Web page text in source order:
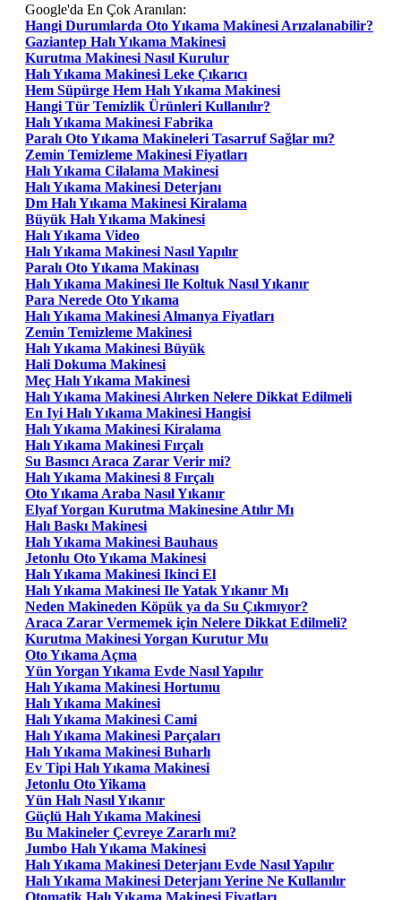
Google'da En Çok Aranılan:
Hangi Durumlarda Oto Yıkama Makinesi Arızalanabilir?
Gaziantep Halı Yıkama Makinesi
Kurutma Makinesi Nasıl Kurulur
Halı Yıkama Makinesi Leke Çıkarıcı
Hem Süpürge Hem Halı Yıkama Makinesi
Hangi Tür Temizlik Ürünleri Kullanılır?
Halı Yıkama Makinesi Fabrika
Paralı Oto Yıkama Makineleri Tasarruf Sağlar mı?
Zemin Temizleme Makinesi Fiyatları
Halı Yıkama Cilalama Makinesi
Halı Yıkama Makinesi Deterjanı
Dm Halı Yıkama Makinesi Kiralama
Büyük Halı Yıkama Makinesi
Halı Yıkama Video
Halı Yıkama Makinesi Nasıl Yapılır
Paralı Oto Yıkama Makinası
Halı Yıkama Makinesi Ile Koltuk Nasıl Yıkanır
Para Nerede Oto Yıkama
Halı Yıkama Makinesi Almanya Fiyatları
Zemin Temizleme Makinesi
Halı Yıkama Makinesi Büyük
Hali Dokuma Makinesi
Meç Halı Yıkama Makinesi
Halı Yıkama Makinesi Alırken Nelere Dikkat Edilmeli
En Iyi Halı Yıkama Makinesi Hangisi
Halı Yıkama Makinesi Kiralama
Halı Yıkama Makinesi Fırçalı
Su Basıncı Araca Zarar Verir mi?
Halı Yıkama Makinesi 8 Fırçalı
Oto Yıkama Araba Nasıl Yıkanır
Elyaf Yorgan Kurutma Makinesine Atılır Mı
Halı Baskı Makinesi
Halı Yıkama Makinesi Bauhaus
Jetonlu Oto Yıkama Makinesi
Halı Yıkama Makinesi Ikinci El
Halı Yıkama Makinesi Ile Yatak Yıkanır Mı
Neden Makineden Köpük ya da Su Çıkmıyor?
Araca Zarar Vermemek için Nelere Dikkat Edilmeli?
Kurutma Makinesi Yorgan Kurutur Mu
Oto Yıkama Açma
Yün Yorgan Yıkama Evde Nasıl Yapılır
Halı Yıkama Makinesi Hortumu
Halı Yıkama Makinesi
Halı Yıkama Makinesi Cami
Halı Yıkama Makinesi Parçaları
Halı Yıkama Makinesi Buharlı
Ev Tipi Halı Yıkama Makinesi
Jetonlu Oto Yikama
Yün Halı Nasıl Yıkanır
Güçlü Halı Yıkama Makinesi
Bu Makineler Çevreye Zararlı mı?
Jumbo Halı Yıkama Makinesi
Halı Yıkama Makinesi Deterjanı Evde Nasıl Yapılır
Halı Yıkama Makinesi Deterjanı Yerine Ne Kullanılır
Otomatik Halı Yıkama Makinesi Fiyatları